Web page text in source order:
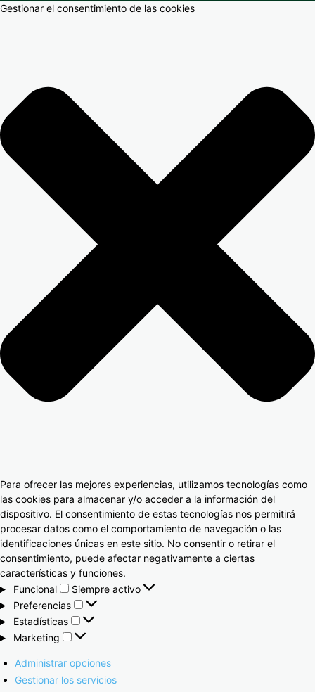
Gestionar el consentimiento de las cookies
Para ofrecer las mejores experiencias, utilizamos tecnologías como
las cookies para almacenar y/o acceder a la información del
dispositivo. El consentimiento de estas tecnologías nos permitirá
procesar datos como el comportamiento de navegación o las
identificaciones únicas en este sitio. No consentir o retirar el
consentimiento, puede afectar negativamente a ciertas
características y funciones.
Funcional
Siempre activo
Preferencias
Estadísticas
Marketing
Administrar opciones
Gestionar los servicios